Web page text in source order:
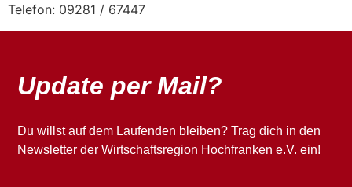
Telefon: 09281 / 67447
Update per Mail?
Du willst auf dem Laufenden bleiben? Trag dich in den
Newsletter der Wirtschaftsregion Hochfranken e.V. ein!